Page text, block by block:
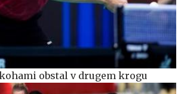
obstal v drugem krogu